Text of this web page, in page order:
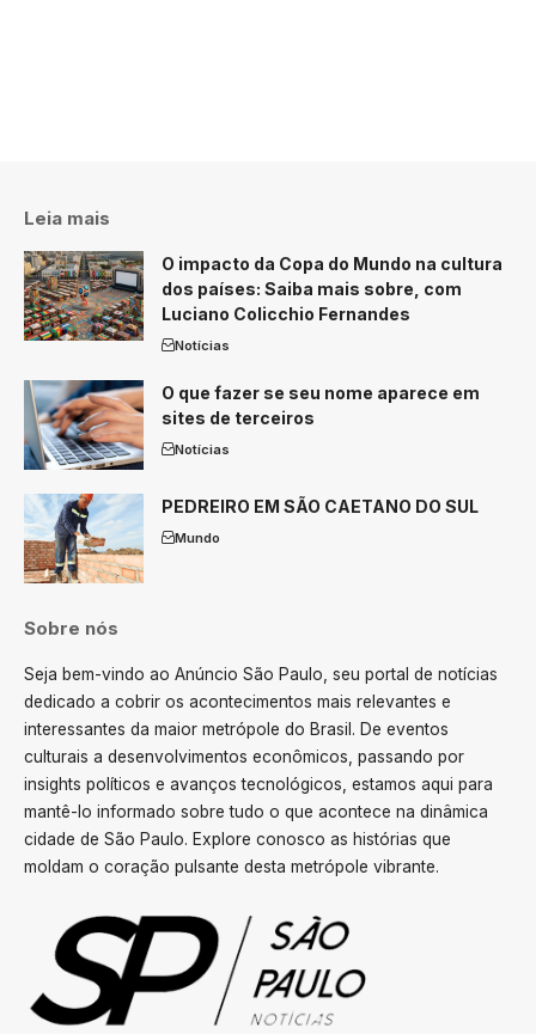
Leia mais
O impacto da Copa do Mundo na cultura
dos países: Saiba mais sobre, com
Luciano Colicchio Fernandes
Notícias
O que fazer se seu nome aparece em
sites de terceiros
Notícias
PEDREIRO EM SÃO CAETANO DO SUL
Mundo
Sobre nós
Seja bem-vindo ao Anúncio São Paulo, seu portal de notícias
dedicado a cobrir os acontecimentos mais relevantes e
interessantes da maior metrópole do Brasil. De eventos
culturais a desenvolvimentos econômicos, passando por
insights políticos e avanços tecnológicos, estamos aqui para
mantê-lo informado sobre tudo o que acontece na dinâmica
cidade de São Paulo. Explore conosco as histórias que
moldam o coração pulsante desta metrópole vibrante.